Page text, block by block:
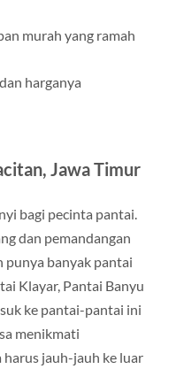
murah yang ramah
harganya
Jawa Timur
bagi pecinta pantai.
dan pemandangan
punya banyak pantai
Klayar, Pantai Banyu
ke pantai-pantai ini
menikmati
harus jauh-jauh ke luar